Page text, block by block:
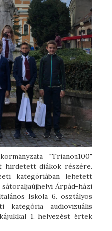
"Trianon100"
hirdetett diákok részére.
kategóriában lehetett
sátoraljaújhelyi Árpád-házi
Iskola 6. osztályos
kategória audiovizuális
1. helyezést értek